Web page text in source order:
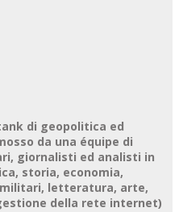
di geopolitica ed
da una équipe di
giornalisti ed analisti in
storia, economia,
letteratura, arte,
della rete internet)